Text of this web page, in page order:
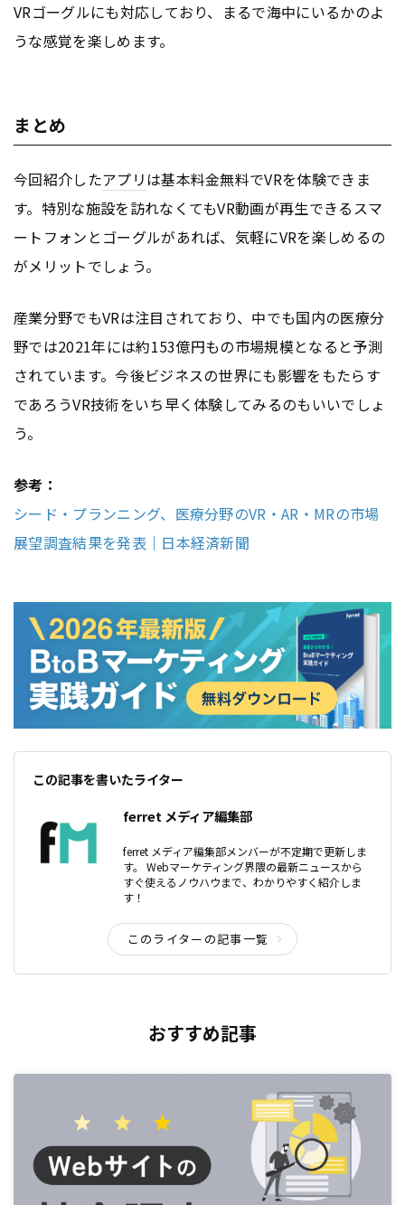
VRゴーグルにも対応しており、まるで海中にいるかのよ
うな感覚を楽しめます。
まとめ
今回紹介したアプリは基本料金無料でVRを体験できま
す。特別な施設を訪れなくてもVR動画が再生できるスマ
ートフォンとゴーグルがあれば、気軽にVRを楽しめるの
がメリットでしょう。
産業分野でもVRは注目されており、中でも国内の医療分
野では2021年には約153億円もの市場規模となると予測
されています。今後ビジネスの世界にも影響をもたらす
であろうVR技術をいち早く体験してみるのもいいでしょ
う。
参考：
シード・プランニング、医療分野のVR・AR・MRの市場
展望調査結果を発表｜日本経済新聞
この記事を書いたライター
ferret メディア編集部
ferret メディア編集部メンバーが不定期で更新しま
す。 Webマーケティング界隈の最新ニュースから
すぐ使えるノウハウまで、わかりやすく紹介しま
す！
このライターの記事一覧
おすすめ記事